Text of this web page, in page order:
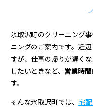
＆
宅
配
氷取沢町のクリーニング事
ニングのご案内です。近
すが、仕事の帰りが遅く
したいときなど、 営業時
す。
そんな氷取沢町では、 宅